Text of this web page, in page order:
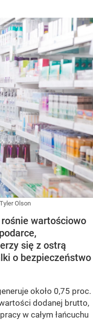
Tyler Olson
wartościowo
się z ostrą
o bezpieczeństwo
około 0,75 proc.
dodanej brutto,
w całym łańcuchu